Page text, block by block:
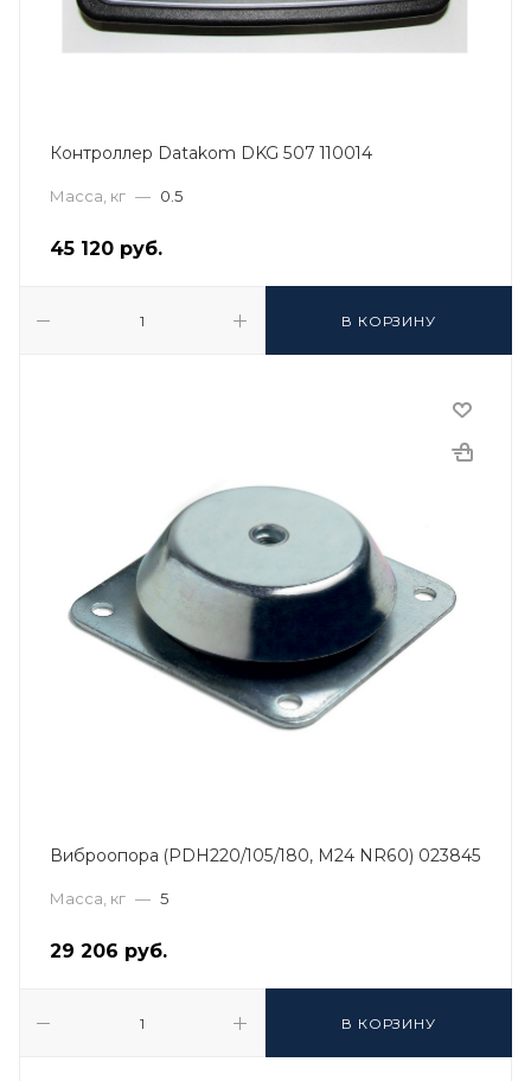
Контроллер Datakom DKG 507 110014
Масса, кг — 0.5
45 120 руб.
В КОРЗИНУ
Виброопора (PDH220/105/180, M24 NR60) 023845
Масса, кг — 5
29 206 руб.
В КОРЗИНУ